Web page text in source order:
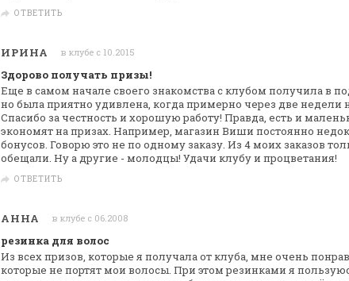
ОТВЕТИТЬ
ИРИНА в клубе с 10.2015
Здорово получать призы!
Еще в самом начале своего знакомства с клубом получила в
но была приятно удивлена, когда примерно через две недели
Спасибо за честность и хорошую работу! Правда, есть и
экономят на призах. Например, магазин Виши постоянно
бонусов. Говорю это не по одному заказу. Из 4 моих заказов
обещали. Ну а другие - молодцы! Удачи клубу и процветания!
ОТВЕТИТЬ
АННА в клубе с 06.2008
резинка для волос
Из всех призов, которые я получала от клуба, мне очень
которые не портят мои волосы. При этом резинками я